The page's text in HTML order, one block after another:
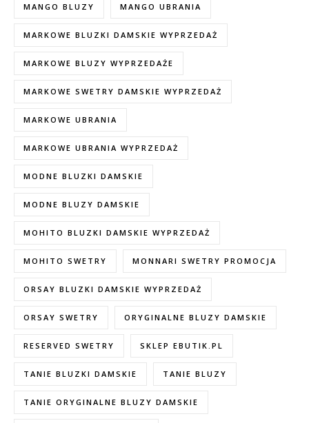
MANGO BLUZY MANGO UBRANIA
MARKOWE BLUZKI DAMSKIE WYPRZEDAŻ
MARKOWE BLUZY WYPRZEDAŻE
MARKOWE SWETRY DAMSKIE WYPRZEDAŻ
MARKOWE UBRANIA
MARKOWE UBRANIA WYPRZEDAŻ
MODNE BLUZKI DAMSKIE
MODNE BLUZY DAMSKIE
MOHITO BLUZKI DAMSKIE WYPRZEDAŻ
MOHITO SWETRY MONNARI SWETRY PROMOCJA
ORSAY BLUZKI DAMSKIE WYPRZEDAŻ
ORSAY SWETRY ORYGINALNE BLUZY DAMSKIE
RESERVED SWETRY SKLEP EBUTIK.PL
TANIE BLUZKI DAMSKIE TANIE BLUZY
TANIE ORYGINALNE BLUZY DAMSKIE